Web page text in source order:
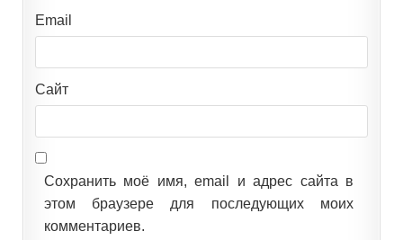
Email
Сайт
Сохранить моё имя, email и адрес сайта в
этом браузере для последующих моих
комментариев.